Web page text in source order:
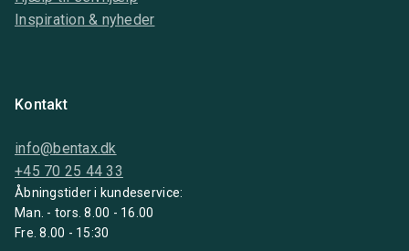
Inspiration & nyheder
Kontakt
info@bentax.dk
+45 70 25 44 33
Åbningstider i kundeservice:
Man. - tors. 8.00 - 16.00
Fre. 8.00 - 15:30